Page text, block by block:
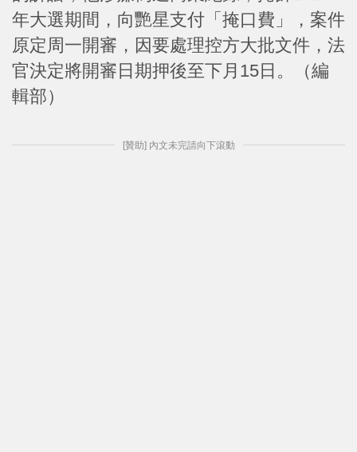
年大選期間，向艷星支付「掩口費」，案件
原定周一開審，因要處理控方大批文件，法
官決定將開審日期押後至下月15日。（編
輯部）
[贊助] 內文未完請向下滾動